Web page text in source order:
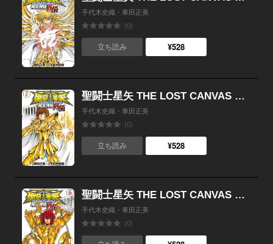
手代木史織・車田正美
(0)
立ち読み ¥528
聖闘士星矢 THE LOST CANVAS 冥王神話外伝 （7）
手代木史織・車田正美
(0)
立ち読み ¥528
聖闘士星矢 THE LOST CANVAS 冥王神話外伝 （6）
手代木史織・車田正美
(0)